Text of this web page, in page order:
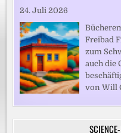
24. Juli 2026
Freibad
zum
auch die
von Will